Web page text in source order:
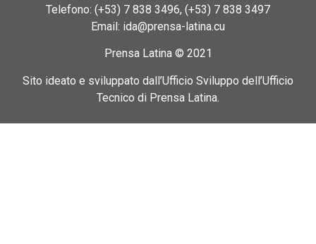
Telefono: (+53) 7 838 3496, (+53) 7 838 3497
Email: ida@prensa-latina.cu
Prensa Latina © 2021
Sito ideato e sviluppato dall’Ufficio Sviluppo dell’Ufficio
Tecnico di Prensa Latina.